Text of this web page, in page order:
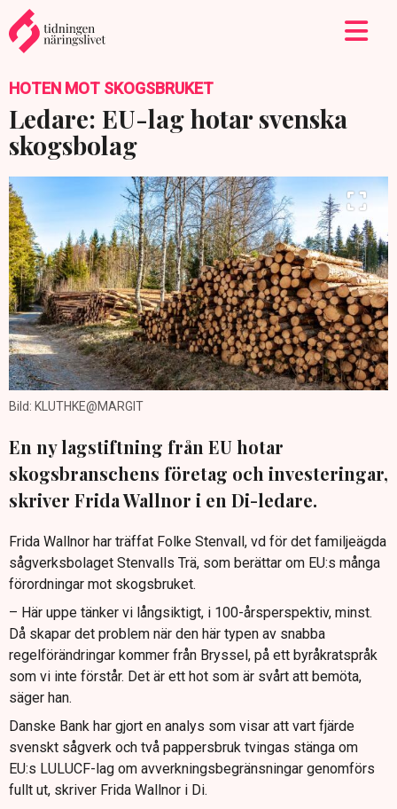
HOTEN MOT SKOGSBRUKET
Ledare: EU-lag hotar svenska
skogsbolag
Bild: KLUTHKE@MARGIT
En ny lagstiftning från EU hotar
skogsbranschens företag och investeringar,
skriver Frida Wallnor i en Di-ledare.
Frida Wallnor har träffat Folke Stenvall, vd för det familjeägda
sågverksbolaget Stenvalls Trä, som berättar om EU:s många
förordningar mot skogsbruket.
– Här uppe tänker vi långsiktigt, i 100-årsperspektiv, minst.
Då skapar det problem när den här typen av snabba
regelförändringar kommer från Bryssel, på ett byråkratspråk
som vi inte förstår. Det är ett hot som är svårt att bemöta,
säger han.
Danske Bank har gjort en analys som visar att vart fjärde
svenskt sågverk och två pappersbruk tvingas stänga om
EU:s LULUCF-lag om avverkningsbegränsningar genomförs
fullt ut, skriver Frida Wallnor i Di.